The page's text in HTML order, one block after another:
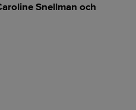
Snellman och